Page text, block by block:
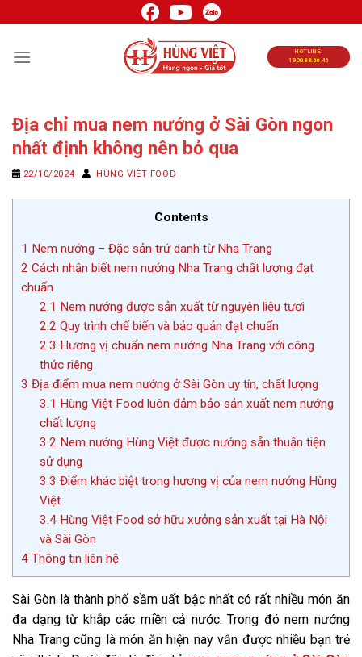
đến
nội
HOTLINE:
1900.88.66.46
Địa chỉ mua nem nướng ở Sài Gòn ngon
nhất định không nên bỏ qua
22/10/2024 HÙNG VIỆT FOOD
Contents
1 Nem nướng – Đặc sản trứ danh từ Nha Trang
2 Cách nhận biết nem nướng Nha Trang chất lượng đạt
chuẩn
2.1 Nem nướng được sản xuất từ nguyên liệu tươi
2.2 Quy trình chế biến và bảo quản đạt chuẩn
2.3 Hương vị chuẩn nem nướng Nha Trang với công
thức riêng
3 Địa điểm mua nem nướng ở Sài Gòn uy tín, chất lượng
3.1 Hùng Việt Food luôn đảm bảo sản xuất nem nướng
chất lượng
3.2 Nem nướng Hùng Việt được nướng sẵn thuận tiện
sử dụng
3.3 Điểm khác biệt trong hương vị của nem nướng Hùng
Việt
3.4Hùng Việt Food sở hữu xưởng sản xuất tại Hà Nội
và Sài Gòn
4 Thông tin liên hệ
Sài Gòn là thành phố sầm uất bậc nhất có rất nhiều món ăn
đa dạng từ khắp các miền cả nước. Trong đó nem nướng
Nha Trang cũng là món ăn hiện nay vẫn được nhiều bạn trẻ